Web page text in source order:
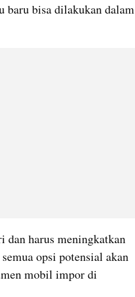
baru bisa dilakukan dalam
dan harus meningkatkan
opsi potensial akan
mobil impor di